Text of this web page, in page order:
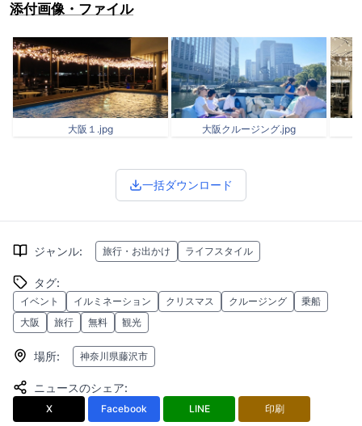
添付画像・ファイル
大阪１.jpg 大阪クルージング.jpg
一括ダウンロード
ジャンル: 旅行・お出かけ ライフスタイル
タグ:
イベント イルミネーション クリスマス クルージング
乗船
大阪
旅行 無料 観光
場所: 神奈川県藤沢市
ニュースのシェア:
X Facebook LINE 印刷